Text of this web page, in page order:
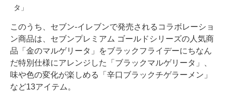
タ」
このうち、セブン-イレブンで発売されるコラボレーショ
ン商品は、セブンプレミアム ゴールドシリーズの人気商
品「金のマルゲリータ」をブラックフライデーにちなん
だ特別仕様にアレンジした「ブラックマルゲリータ」、
味や色の変化が楽しめる「辛口ブラックチゲラーメン」
など13アイテム。